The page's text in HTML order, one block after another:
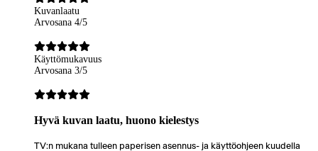
Kuvanlaatu
Arvosana 4/5
Käyttömukavuus
Arvosana 3/5
Hyvä kuvan laatu, huono kielestys
TV:n mukana tulleen paperisen asennus- ja käyttöohjeen kuudella